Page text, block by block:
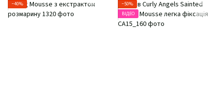
−40%
−50%
ВІДЕО